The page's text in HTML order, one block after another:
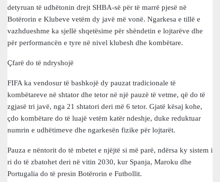
detyruan të udhëtonin drejt SHBA-së për të marrë pjesë në
Botërorin e Klubeve vetëm dy javë më vonë. Ngarkesa e tillë e
vazhdueshme ka sjellë shqetësime për shëndetin e lojtarëve dhe
për performancën e tyre në nivel klubesh dhe kombëtare.
Çfarë do të ndryshojë
FIFA ka vendosur të bashkojë dy pauzat tradicionale të
kombëtareve në shtator dhe tetor në një pauzë të vetme, që do të
zgjasë tri javë, nga 21 shtatori deri më 6 tetor. Gjatë kësaj kohe,
çdo kombëtare do të luajë vetëm katër ndeshje, duke reduktuar
numrin e udhëtimeve dhe ngarkesën fizike për lojtarët.
Pauza e nëntorit do të mbetet e njëjtë si më parë, ndërsa ky sistem i
ri do të zbatohet deri në vitin 2030, kur Spanja, Maroku dhe
Portugalia do të presin Botërorin e Futbollit.